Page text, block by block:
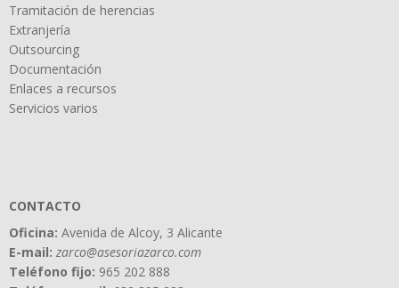
Tramitación de herencias
Extranjería
Outsourcing
Documentación
Enlaces a recursos
Servicios varios
CONTACTO
Oficina: Avenida de Alcoy, 3 Alicante
E-mail: zarco@asesoriazarco.com
Teléfono fijo: 965 202 888